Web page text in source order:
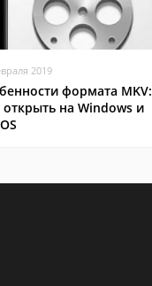
2019
формата MKV:
на Windows и